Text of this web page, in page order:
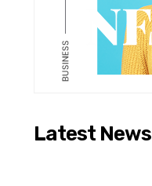
Latest News